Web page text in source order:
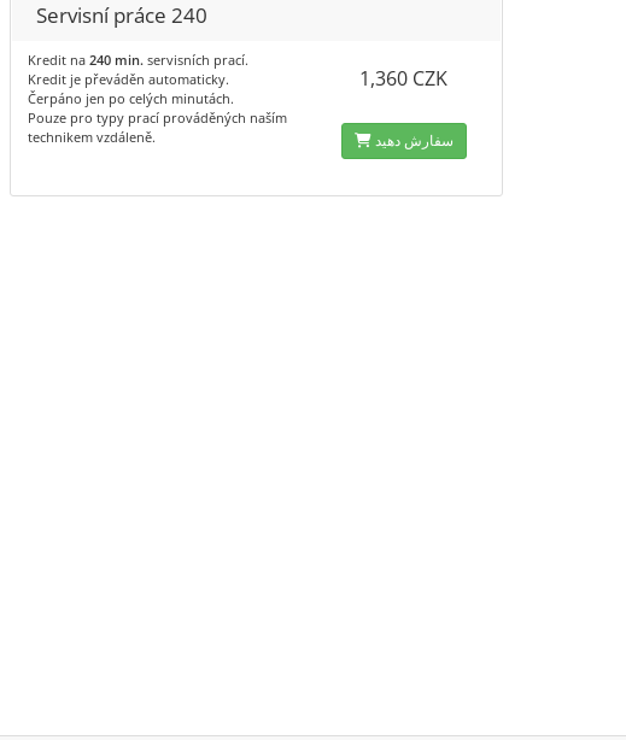
Servisní práce 240
Kredit na240 min. servisních prací.
Kredit je převáděn automaticky.
Čerpáno jen po celých minutách.
Pouze pro typy prací prováděných naším
technikem vzdáleně.
1,360 CZK
سفارش دهید